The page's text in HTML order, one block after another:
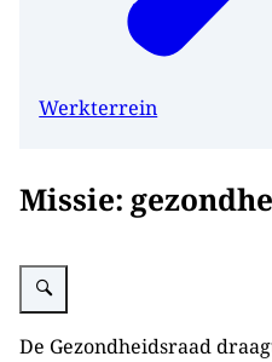
Werkterrein
Missie:
Vergroot afbeelding
De Gezondheidsraad